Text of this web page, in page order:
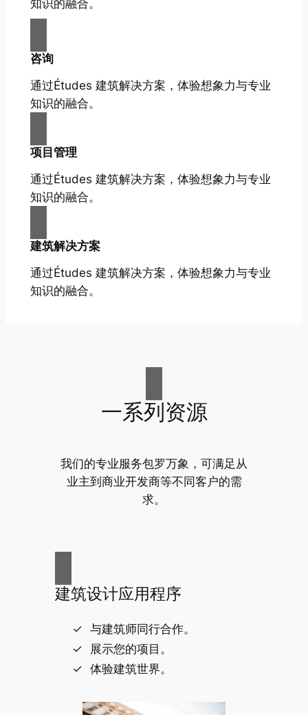
知识的融合。
咨询
通过Études 建筑解决方案，体验想象力与专业
知识的融合。
项目管理
通过Études 建筑解决方案，体验想象力与专业
知识的融合。
建筑解决方案
通过Études 建筑解决方案，体验想象力与专业
知识的融合。
一系列资源
我们的专业服务包罗万象，可满足从
业主到商业开发商等不同客户的需
求。
建筑设计应用程序
与建筑师同行合作。
展示您的项目。
体验建筑世界。